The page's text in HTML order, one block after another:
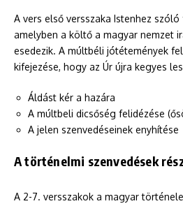
A vers első versszaka Istenhez szóló
amelyben a költő a magyar nemzet
esedezik. A múltbéli jótétemények
kifejezése, hogy az Úr újra kegyes
Áldást kér a hazára
A múltbeli dicsőség felidézése
A jelen szenvedéseinek enyhítése
A történelmi szenvedések
A 2-7. versszakok a magyar